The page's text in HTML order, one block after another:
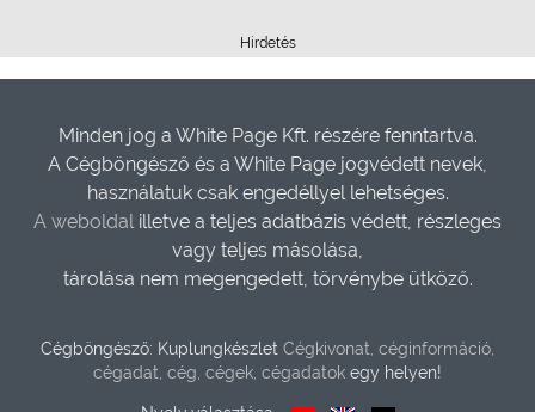
Hirdetés
Minden jog a White Page Kft. részére fenntartva.
A Cégböngésző és a White Page jogvédett nevek,
használatuk csak engedéllyel lehetséges.
A weboldal illetve a teljes adatbázis védett, részleges
vagy teljes másolása,
tárolása nem megengedett, törvénybe ütköző.
Cégböngésző: Kuplungkészlet Cégkivonat, céginformáció,
cégadat, cég, cégek, cégadatok egy helyen!